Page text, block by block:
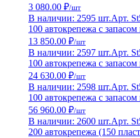
3 080.00 ₽/шт
В наличии: 2595 шт.Арт.
100 автокрепежа с
13 850.00 ₽/шт
В наличии: 2597 шт.Арт.
100 автокрепежа с
24 630.00 ₽/шт
В наличии: 2598 шт.Арт.
100 автокрепежа с
56 960.00 ₽/шт
В наличии: 2600 шт.Арт.
200 автокрепежа (150